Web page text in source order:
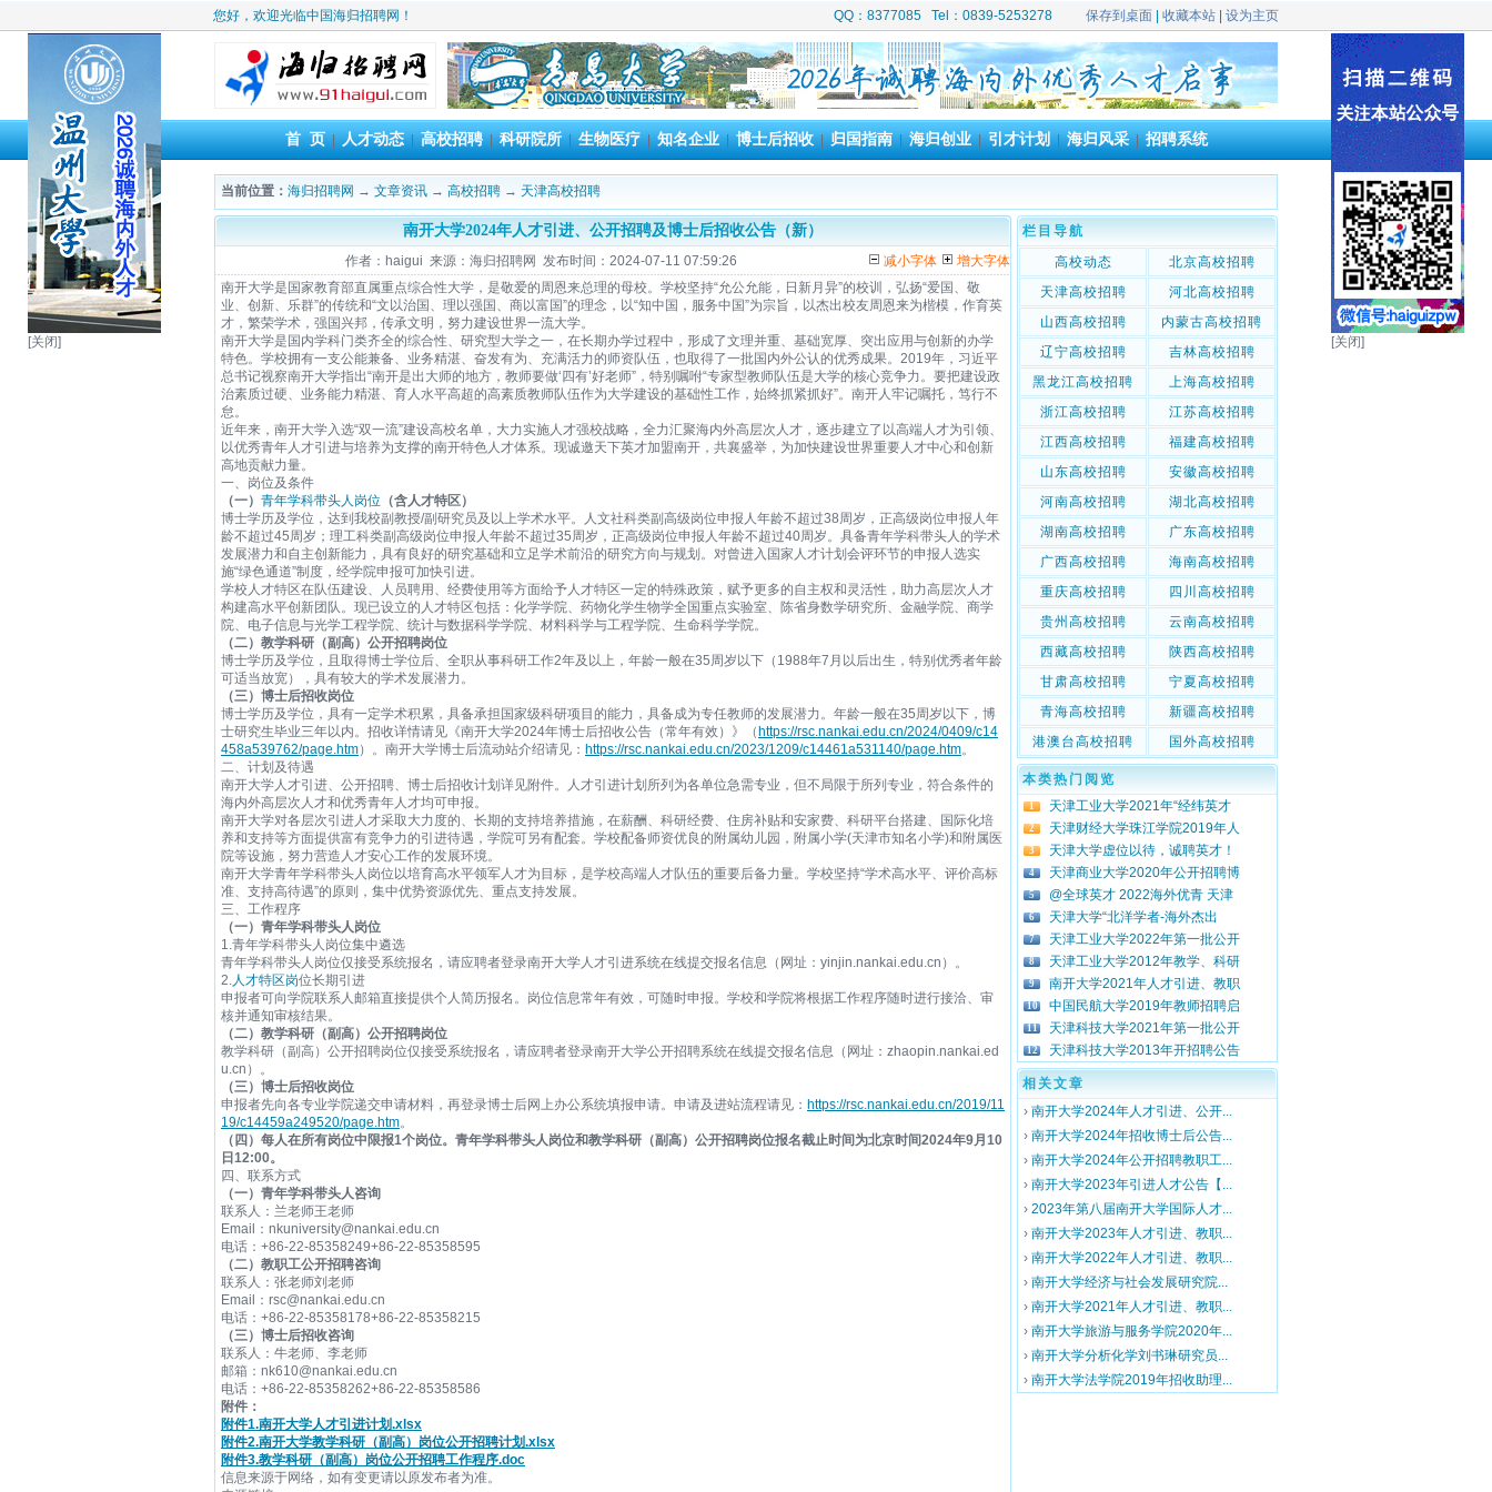
[关闭] [关闭]
您好，欢迎光临中国海归招聘网！ QQ：8377085 Tel：0839-5253278 保存到桌面 收藏本站 设为主页
首 页|人才动态|高校招聘|科研院所|生物医疗|知名企业|博士后招收|归国指南|海归创业|引才计划|海归风采|招聘系统
当前位置： 海归招聘网 → 文章资讯 → 高校招聘 → 天津高校招聘
南开大学2024年人才引进、公开招聘及博士后招收公告（新）
减小字体 增大字体
作者：haigui 来源：海归招聘网 发布时间：2024-07-11 07:59:26
南开大学是国家教育部直属重点综合性大学，是敬爱的周恩来总理的母校。学校坚持“允公允能，日新月异”的校训，弘扬“爱国、敬
业、创新、乐群”的传统和“文以治国、理以强国、商以富国”的理念，以“知中国，服务中国”为宗旨，以杰出校友周恩来为楷模，作育英
才，繁荣学术，强国兴邦，传承文明，努力建设世界一流大学。
南开大学是国内学科门类齐全的综合性、研究型大学之一，在长期办学过程中，形成了文理并重、基础宽厚、突出应用与创新的办学
特色。学校拥有一支公能兼备、业务精湛、奋发有为、充满活力的师资队伍，也取得了一批国内外公认的优秀成果。2019年，习近平
总书记视察南开大学指出“南开是出大师的地方，教师要做‘四有’好老师”，特别嘱咐“专家型教师队伍是大学的核心竞争力。要把建设政
治素质过硬、业务能力精湛、育人水平高超的高素质教师队伍作为大学建设的基础性工作，始终抓紧抓好”。南开人牢记嘱托，笃行不
怠。
近年来，南开大学入选“双一流”建设高校名单，大力实施人才强校战略，全力汇聚海内外高层次人才，逐步建立了以高端人才为引领、
以优秀青年人才引进与培养为支撑的南开特色人才体系。现诚邀天下英才加盟南开，共襄盛举，为加快建设世界重要人才中心和创新
高地贡献力量。
一、岗位及条件
（一） 青年学科带头人岗位 （含人才特区）
博士学历及学位，达到我校副教授/副研究员及以上学术水平。人文社科类副高级岗位申报人年龄不超过38周岁，正高级岗位申报人年
龄不超过45周岁；理工科类副高级岗位申报人年龄不超过35周岁，正高级岗位申报人年龄不超过40周岁。具备青年学科带头人的学术
发展潜力和自主创新能力，具有良好的研究基础和立足学术前沿的研究方向与规划。对曾进入国家人才计划会评环节的申报人选实
施“绿色通道”制度，经学院申报可加快引进。
学校人才特区在队伍建设、人员聘用、经费使用等方面给予人才特区一定的特殊政策，赋予更多的自主权和灵活性，助力高层次人才
构建高水平创新团队。现已设立的人才特区包括：化学学院、药物化学生物学全国重点实验室、陈省身数学研究所、金融学院、商学
院、电子信息与光学工程学院、统计与数据科学学院、材料科学与工程学院、生命科学学院。
（二）教学科研（副高）公开招聘岗位
博士学历及学位，且取得博士学位后、全职从事科研工作2年及以上，年龄一般在35周岁以下（1988年7月以后出生，特别优秀者年龄
可适当放宽），具有较大的学术发展潜力。
（三）博士后招收岗位
博士学历及学位，具有一定学术积累，具备承担国家级科研项目的能力，具备成为专任教师的发展潜力。年龄一般在35周岁以下，博
士研究生毕业三年以内。招收详情请见《南开大学2024年博士后招收公告（常年有效）》（ https://rsc.nankai.edu.cn/2024/0409/c14
458a539762/page.htm）。南开大学博士后流动站介绍请见： https://rsc.nankai.edu.cn/2023/1209/c14461a531140/page.htm。
二、计划及待遇
南开大学人才引进、公开招聘、博士后招收计划详见附件。人才引进计划所列为各单位急需专业，但不局限于所列专业，符合条件的
海内外高层次人才和优秀青年人才均可申报。
南开大学对各层次引进人才采取大力度的、长期的支持培养措施，在薪酬、科研经费、住房补贴和安家费、科研平台搭建、国际化培
养和支持等方面提供富有竞争力的引进待遇，学院可另有配套。学校配备师资优良的附属幼儿园，附属小学(天津市知名小学)和附属医
院等设施，努力营造人才安心工作的发展环境。
南开大学青年学科带头人岗位以培育高水平领军人才为目标，是学校高端人才队伍的重要后备力量。学校坚持“学术高水平、评价高标
准、支持高待遇”的原则，集中优势资源优先、重点支持发展。
三、工作程序
（一）青年学科带头人岗位
1.青年学科带头人岗位集中遴选
青年学科带头人岗位仅接受系统报名，请应聘者登录南开大学人才引进系统在线提交报名信息（网址：yinjin.nankai.edu.cn）。
2.人才特区岗位长期引进
申报者可向学院联系人邮箱直接提供个人简历报名。岗位信息常年有效，可随时申报。学校和学院将根据工作程序随时进行接洽、审
核并通知审核结果。
（二）教学科研（副高）公开招聘岗位
教学科研（副高）公开招聘岗位仅接受系统报名，请应聘者登录南开大学公开招聘系统在线提交报名信息（网址：zhaopin.nankai.ed
u.cn）。
（三）博士后招收岗位
申报者先向各专业学院递交申请材料，再登录博士后网上办公系统填报申请。申请及进站流程请见： https://rsc.nankai.edu.cn/2019/11
19/c14459a249520/page.htm。
（四）每人在所有岗位中限报1个岗位。青年学科带头人岗位和教学科研（副高）公开招聘岗位报名截止时间为北京时间2024年9月10
日12:00。
四、联系方式
（一）青年学科带头人咨询
联系人：兰老师王老师
Email：nkuniversity@nankai.edu.cn
电话：+86-22-85358249+86-22-85358595
（二）教职工公开招聘咨询
联系人：张老师刘老师
Email：rsc@nankai.edu.cn
电话：+86-22-85358178+86-22-85358215
（三）博士后招收咨询
联系人：牛老师、李老师
邮箱：nk610@nankai.edu.cn
电话：+86-22-85358262+86-22-85358586
附件：
附件1.南开大学人才引进计划.xlsx
附件2.南开大学教学科研（副高）岗位公开招聘计划.xlsx
附件3.教学科研（副高）岗位公开招聘工作程序.doc
信息来源于网络，如有变更请以原发布者为准。
栏目导航
高校动态
北京高校招聘
天津高校招聘
河北高校招聘
山西高校招聘
内蒙古高校招聘
辽宁高校招聘
吉林高校招聘
黑龙江高校招聘
上海高校招聘
浙江高校招聘
江苏高校招聘
江西高校招聘
福建高校招聘
山东高校招聘
安徽高校招聘
河南高校招聘
湖北高校招聘
湖南高校招聘
广东高校招聘
广西高校招聘
海南高校招聘
重庆高校招聘
四川高校招聘
贵州高校招聘
云南高校招聘
西藏高校招聘
陕西高校招聘
甘肃高校招聘
宁夏高校招聘
青海高校招聘
新疆高校招聘
港澳台高校招聘
国外高校招聘
本类热门阅览
1 天津工业大学2021年“经纬英才
2 天津财经大学珠江学院2019年人
3 天津大学虚位以待，诚聘英才！
4 天津商业大学2020年公开招聘博
5 @全球英才 2022海外优青 天津
6 天津大学“北洋学者-海外杰出
7 天津工业大学2022年第一批公开
8 天津工业大学2012年教学、科研
9 南开大学2021年人才引进、教职
10 中国民航大学2019年教师招聘启
11 天津科技大学2021年第一批公开
12 天津科技大学2013年开招聘公告
相关文章
› 南开大学2024年人才引进、公开...
› 南开大学2024年招收博士后公告...
› 南开大学2024年公开招聘教职工...
› 南开大学2023年引进人才公告【...
› 2023年第八届南开大学国际人才...
› 南开大学2023年人才引进、教职...
› 南开大学2022年人才引进、教职...
› 南开大学经济与社会发展研究院...
› 南开大学2021年人才引进、教职...
› 南开大学旅游与服务学院2020年...
› 南开大学分析化学刘书琳研究员...
› 南开大学法学院2019年招收助理...